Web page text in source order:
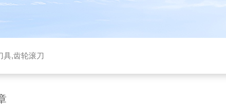
具,齿轮滚刀